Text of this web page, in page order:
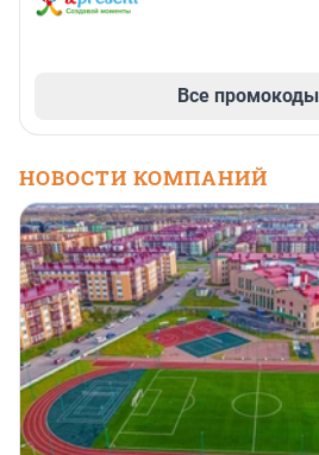
Все промокоды
НОВОСТИ КОМПАНИЙ